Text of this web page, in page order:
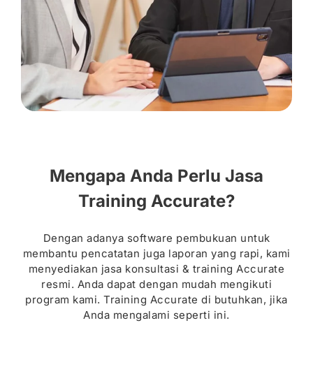
Mengapa Anda Perlu Jasa
Training Accurate?
Dengan adanya software pembukuan untuk
membantu pencatatan juga laporan yang rapi, kami
menyediakan jasa konsultasi & training Accurate
resmi. Anda dapat dengan mudah mengikuti
program kami. Training Accurate di butuhkan, jika
Anda mengalami seperti ini.